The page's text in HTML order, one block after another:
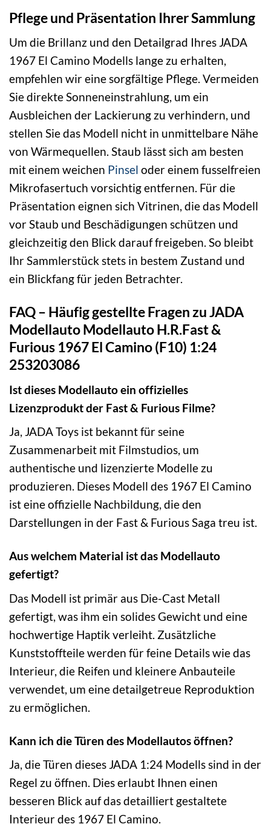
Pflege und Präsentation Ihrer Sammlung
Um die Brillanz und den Detailgrad Ihres JADA
1967 El Camino Modells lange zu erhalten,
empfehlen wir eine sorgfältige Pflege. Vermeiden
Sie direkte Sonneneinstrahlung, um ein
Ausbleichen der Lackierung zu verhindern, und
stellen Sie das Modell nicht in unmittelbare Nähe
von Wärmequellen. Staub lässt sich am besten
mit einem weichen Pinsel oder einem fusselfreien
Mikrofasertuch vorsichtig entfernen. Für die
Präsentation eignen sich Vitrinen, die das Modell
vor Staub und Beschädigungen schützen und
gleichzeitig den Blick darauf freigeben. So bleibt
Ihr Sammlerstück stets in bestem Zustand und
ein Blickfang für jeden Betrachter.
FAQ – Häufig gestellte Fragen zu JADA
Modellauto Modellauto H.R.Fast &
Furious 1967 El Camino (F10) 1:24
253203086
Ist dieses Modellauto ein offizielles
Lizenzprodukt der Fast & Furious Filme?
Ja, JADA Toys ist bekannt für seine
Zusammenarbeit mit Filmstudios, um
authentische und lizenzierte Modelle zu
produzieren. Dieses Modell des 1967 El Camino
ist eine offizielle Nachbildung, die den
Darstellungen in der Fast & Furious Saga treu ist.
Aus welchem Material ist das Modellauto
gefertigt?
Das Modell ist primär aus Die-Cast Metall
gefertigt, was ihm ein solides Gewicht und eine
hochwertige Haptik verleiht. Zusätzliche
Kunststoffteile werden für feine Details wie das
Interieur, die Reifen und kleinere Anbauteile
verwendet, um eine detailgetreue Reproduktion
zu ermöglichen.
Kann ich die Türen des Modellautos öffnen?
Ja, die Türen dieses JADA 1:24 Modells sind in der
Regel zu öffnen. Dies erlaubt Ihnen einen
besseren Blick auf das detailliert gestaltete
Interieur des 1967 El Camino.